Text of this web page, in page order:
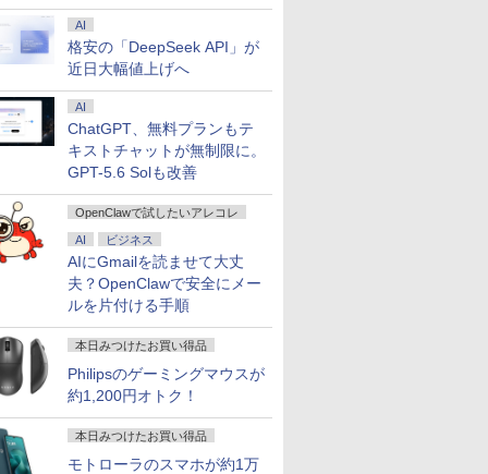
AI
格安の「DeepSeek API」が
近日大幅値上げへ
AI
ChatGPT、無料プランもテ
キストチャットが無制限に。
GPT-5.6 Solも改善
OpenClawで試したいアレコレ
AI ビジネス
AIにGmailを読ませて大丈
夫？OpenClawで安全にメー
ルを片付ける手順
本日みつけたお買い得品
Philipsのゲーミングマウスが
約1,200円オトク！
本日みつけたお買い得品
モトローラのスマホが約1万